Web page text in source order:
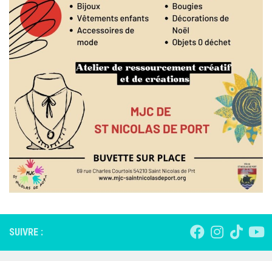
SUIVRE :